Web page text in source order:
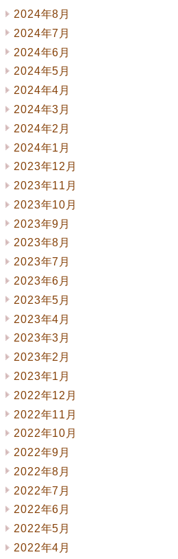
2024年8月
2024年7月
2024年6月
2024年5月
2024年4月
2024年3月
2024年2月
2024年1月
2023年12月
2023年11月
2023年10月
2023年9月
2023年8月
2023年7月
2023年6月
2023年5月
2023年4月
2023年3月
2023年2月
2023年1月
2022年12月
2022年11月
2022年10月
2022年9月
2022年8月
2022年7月
2022年6月
2022年5月
2022年4月